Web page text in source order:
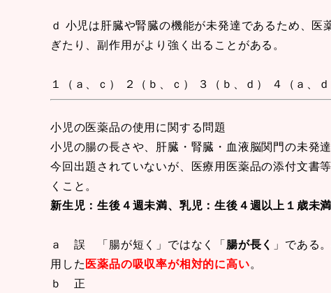
ｄ 小児は肝臓や腎臓の機能が未発達であるため、
ぎたり、副作用がより強く出ることがある。
１（ａ、ｃ） ２（ｂ、ｃ） ３（ｂ、ｄ） ４（ａ、ｄ
小児の医薬品の使用に関する問題
小児の腸の長さや、肝臓・腎臓・血液脳関門の未発
今回出題されていないが、医療用医薬品の添付文書
くこと。
新生児：生後４週未満、乳児：生後４週以上１歳未
ａ 誤 「腸が短く」ではなく「腸が長く 」である
用した医薬品の吸収率が相対的に高い。
ｂ 正